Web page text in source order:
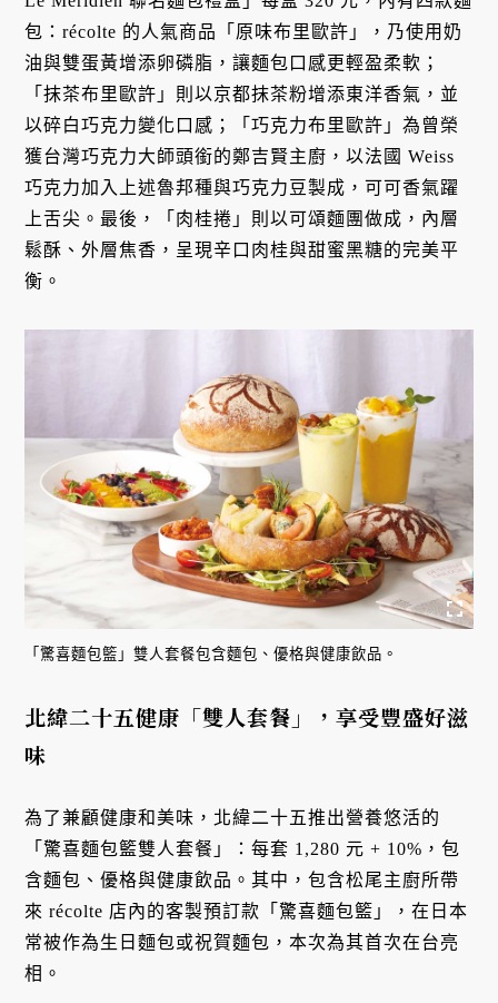
包：récolte 的人氣商品「原味布里歐許」，乃使用奶
油與雙蛋黃增添卵磷脂，讓麵包口感更輕盈柔軟；
「抹茶布里歐許」則以京都抹茶粉增添東洋香氣，並
以碎白巧克力變化口感；「巧克力布里歐許」為曾榮
獲台灣巧克力大師頭銜的鄭吉賢主廚，以法國 Weiss
巧克力加入上述魯邦種與巧克力豆製成，可可香氣躍
上舌尖。最後，「肉桂捲」則以可頌麵團做成，內層
鬆酥、外層焦香，呈現辛口肉桂與甜蜜黑糖的完美平
衡。
「驚喜麵包籃」雙人套餐包含麵包、優格與健康飲品。
北緯二十五健康「雙人套餐」，享受豐盛好滋
味
為了兼顧健康和美味，北緯二十五推出營養悠活的
「驚喜麵包籃雙人套餐」：每套 1,280 元 + 10%，包
含麵包、優格與健康飲品。其中，包含松尾主廚所帶
來 récolte 店內的客製預訂款「驚喜麵包籃」，在日本
常被作為生日麵包或祝賀麵包，本次為其首次在台亮
相。